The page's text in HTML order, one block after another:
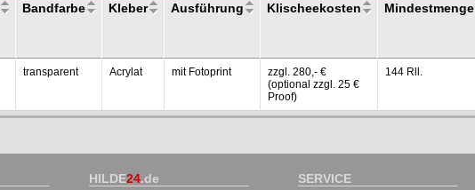
Bandfarbe Kleber Ausführung Klischeekosten Mindestmenge
transparent Acrylat mit Fotoprint
zzgl. 280,- €
(optional zzgl. 25 €
Proof)
144 Rll.
HILDE24.de SERVICE